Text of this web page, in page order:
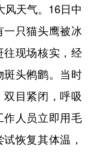
天气。16日中
只猫头鹰被冰
现场核实，经
头鸺鹠。当时
目紧闭，呼吸
人员立即用毛
恢复其体温，